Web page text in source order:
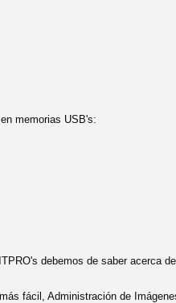
memorias USB's:
debemos de saber acerca
fácil, Administración de